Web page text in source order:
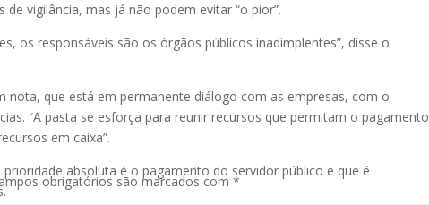
vigilância, mas já não podem evitar “o pior”.
os responsáveis são os órgãos públicos inadimplentes”, disse o
nota, que está em permanente diálogo com as empresas, com o
“A pasta se esforça para reunir recursos que permitam o pagamento
em caixa”.
absoluta é o pagamento do servidor público e que é
obrigatórios são marcados com*